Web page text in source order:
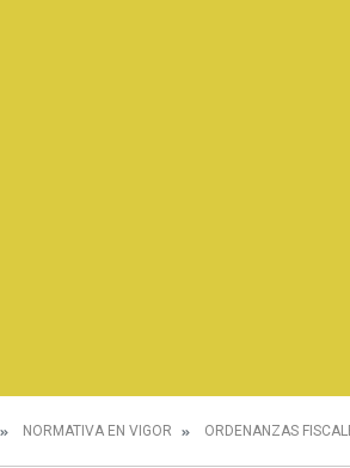
NORMATIVA EN VIGOR ORDENANZAS